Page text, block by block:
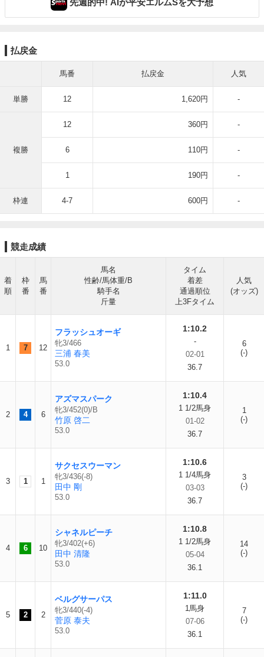
払戻金
馬番 払戻金 人気
単勝 12 1,620円 -
複勝
12 360円 -
6 110円 -
1 190円 -
枠連 4-7 600円 -
競走成績
着
順
枠
番
馬
番
馬名
性齢/馬体重/B
騎手名
斤量
タイム
着差
通過順位
上3Fタイム
人気
(オッズ)
1 7 12
フラッシュオーギ
牝3/466
三浦 春美
53.0
1:10.2
-
02-01
36.7
6
(-)
2 4 6
アズマスパーク
牝3/452(0)/B
竹原 啓二
53.0
1:10.4
1 1/2馬身
01-02
36.7
1
(-)
3 1 1
サクセスウーマン
牝3/436(-8)
田中 剛
53.0
1:10.6
1 1/4馬身
03-03
36.7
3
(-)
4 6 10
シャネルピーチ
牝3/402(+6)
田中 清隆
53.0
1:10.8
1 1/2馬身
05-04
36.1
14
(-)
5 2 2
ベルグサーパス
牝3/440(-4)
菅原 泰夫
53.0
1:11.0
1馬身
07-06
36.1
7
(-)